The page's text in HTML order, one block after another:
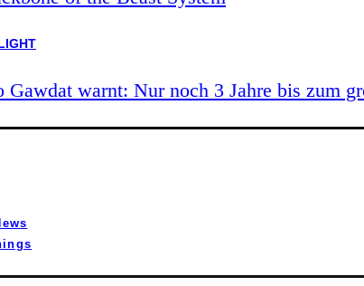
warnt: Nur noch 3 Jahre bis zum